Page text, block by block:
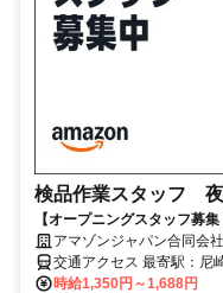
検品作業スタッフ
【オープニングスタッフ募
円★】 朝弱いなら夜働くのもアリ？勤続期間によって昇給アリ♪長期で
安定！
アマゾンジャパン合同会
ー
交通アクセス 最寄駅：尼崎センター
ャトルバス約30分 阪急「
時給1,350円～1,688円